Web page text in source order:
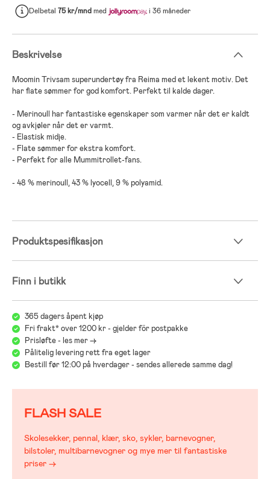
Delbetal 75 kr/mndmed i 36 måneder
Beskrivelse
Moomin Trivsam superundertøy fra Reima med et lekent motiv. Det
har flate sømmer for god komfort. Perfekt til kalde dager.
- Merinoull har fantastiske egenskaper som varmer når det er kaldt
og avkjøler når det er varmt.
- Elastisk midje.
- Flate sømmer for ekstra komfort.
- Perfekt for alle Mummitrollet-fans.
- 48 % merinoull, 43 % lyocell, 9 % polyamid.
Produktspesifikasjon
Finn i butikk
365 dagers åpent kjøp
Fri frakt* over 1200 kr - gjelder för postpakke
Prisløfte - les mer ->
Pålitelig levering rett fra eget lager
Bestill før 12:00 på hverdager - sendes allerede samme dag!
FLASH SALE
Skolesekker, pennal, klær, sko, sykler, barnevogner,
bilstoler, multibarnevogner og mye mer til fantastiske
priser →